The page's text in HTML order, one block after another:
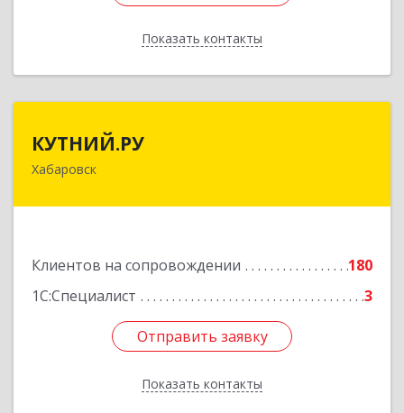
Показать контакты
Назад
КУТНИЙ.РУ
Хабаровск
Клиентов на сопровождении
180
1С:Специалист
3
Отправить заявку
Показать контакты
680007, Хабаровский край, Хабаровск г,
Отправить заявку
Назад